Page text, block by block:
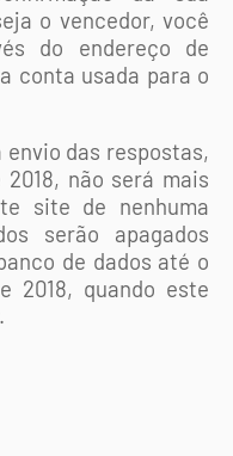
o vencedor, você
do endereço de
conta usada para o
das respostas,
não será mais
site de nenhuma
serão apagados
de dados até o
2018, quando este